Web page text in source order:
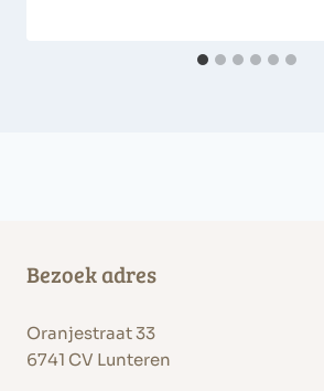
Bezoek adres
Oranjestraat 33
6741 CV Lunteren